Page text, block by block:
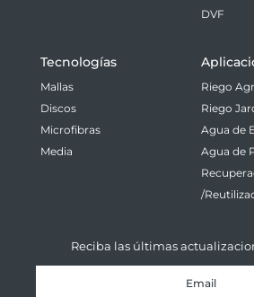
DVF
Tecnologías
Mallas
Discos
Microfibras
Media
Riego
Riego
Agua de
Agua de
/
Reciba las últimas